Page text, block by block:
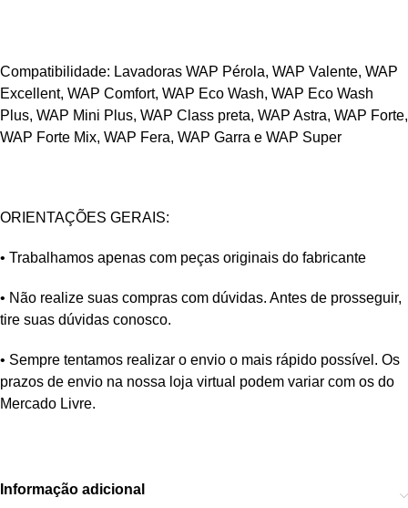
Compatibilidade: Lavadoras WAP Pérola, WAP Valente, WAP
Excellent, WAP Comfort, WAP Eco Wash, WAP Eco Wash
Plus, WAP Mini Plus, WAP Class preta, WAP Astra, WAP Forte,
WAP Forte Mix, WAP Fera, WAP Garra e WAP Super
ORIENTAÇÕES GERAIS:
• Trabalhamos apenas com peças originais do fabricante
• Não realize suas compras com dúvidas. Antes de prosseguir,
tire suas dúvidas conosco.
• Sempre tentamos realizar o envio o mais rápido possível. Os
prazos de envio na nossa loja virtual podem variar com os do
Mercado Livre.
Informação adicional